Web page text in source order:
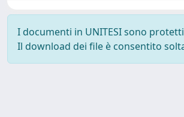
I documenti in UNITESI sono
Il download dei file è consentito